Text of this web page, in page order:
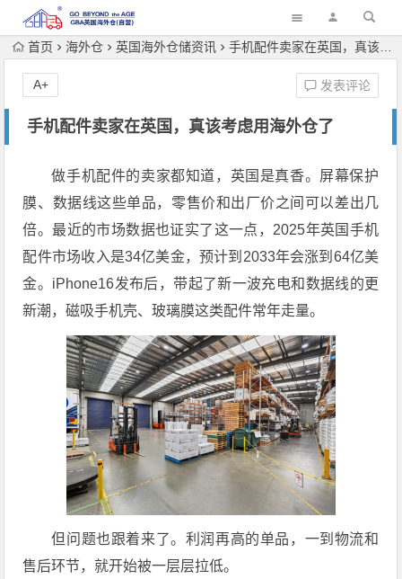
首页 海外仓 英国海外仓储资讯 手机配件卖家在英国，真该考虑用海外仓了
手机配件卖家在英国，真该考虑用海外仓了
发表评论
A+
做手机配件的卖家都知道，英国是真香。屏幕保护
膜、数据线这些单品，零售价和出厂价之间可以差出几
倍。最近的市场数据也证实了这一点，2025年英国手机
配件市场收入是34亿美金，预计到2033年会涨到64亿美
金。iPhone16发布后，带起了新一波充电和数据线的更
新潮，磁吸手机壳、玻璃膜这类配件常年走量。
但问题也跟着来了。利润再高的单品，一到物流和
售后环节，就开始被一层层拉低。